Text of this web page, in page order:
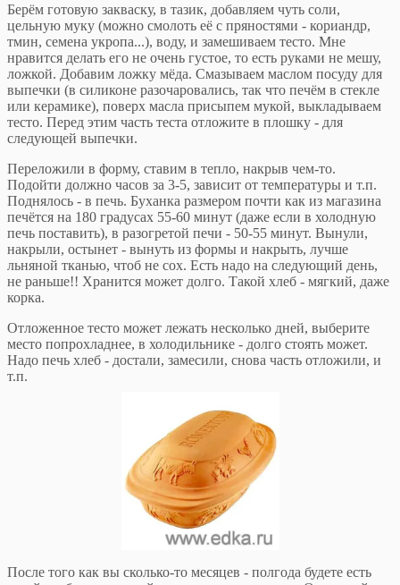
Берём готовую закваску, в тазик, добавляем чуть соли,
цельную муку (можно смолоть её с пряностями - кориандр,
тмин, семена укропа...), воду, и замешиваем тесто. Мне
нравится делать его не очень густое, то есть руками не мешу,
ложкой. Добавим ложку мёда. Смазываем маслом посуду для
выпечки (в силиконе разочаровались, так что печём в стекле
или керамике), поверх масла присыпем мукой, выкладываем
тесто. Перед этим часть теста отложите в плошку - для
следующей выпечки.
Переложили в форму, ставим в тепло, накрыв чем-то.
Подойти должно часов за 3-5, зависит от температуры и т.п.
Поднялось - в печь. Буханка размером почти как из магазина
печётся на 180 градусах 55-60 минут (даже если в холодную
печь поставить), в разогретой печи - 50-55 минут. Вынули,
накрыли, остынет - вынуть из формы и накрыть, лучше
льняной тканью, чтоб не сох. Есть надо на следующий день,
не раньше!! Хранится может долго. Такой хлеб - мягкий, даже
корка.
Отложенное тесто может лежать несколько дней, выберите
место попрохладнее, в холодильнике - долго стоять может.
Надо печь хлеб - достали, замесили, снова часть отложили, и
т.п.
После того как вы сколько-то месяцев - полгода будете есть